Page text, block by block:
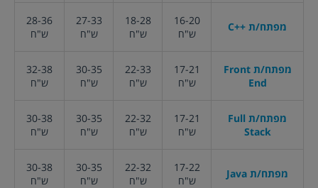
מפתח/ת C++
16-20
ש"ח
18-28
ש"ח
27-33
ש"ח
28-36
ש"ח
מפתח/ת Front
End
17-21
ש"ח
22-33
ש"ח
30-35
ש"ח
32-38
ש"ח
מפתח/ת Full
Stack
17-21
ש"ח
22-32
ש"ח
30-35
ש"ח
30-38
ש"ח
מפתח/ת Java
17-22
ש"ח
22-32
ש"ח
30-35
ש"ח
30-38
ש"ח